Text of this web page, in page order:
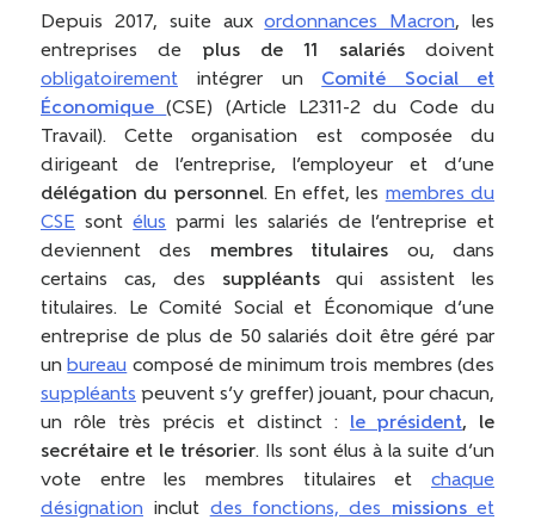
Depuis 2017, suite auxordonnances Macron, les
entreprises de plus de 11 salariésdoivent
obligatoirement intégrer un Comité Social et
Économique(CSE) (Article L2311-2 du Code du
Travail). Cette organisation est composée du
dirigeant de l’entreprise, l’employeur et d’une
délégation du personnel. En effet, les membres du
CSE sontélus parmi les salariés de l’entreprise et
deviennent des membres titulaires ou, dans
certains cas, des suppléantsqui assistent les
titulaires. Le Comité Social et Économique d’une
entreprise de plus de 50 salariés doit être géré par
un bureau composé de minimum trois membres (des
suppléants peuvent s’y greffer) jouant, pour chacun,
un rôle très précis et distinct : le président, le
secrétaire et le trésorier. Ils sont élus à la suite d’un
vote entre les membres titulaires et chaque
désignation inclut des fonctions, des missionset